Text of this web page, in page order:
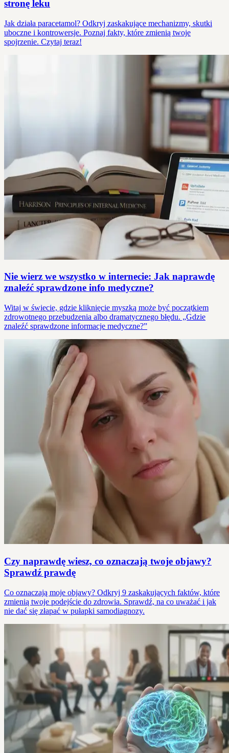
stronę leku
Jak działa paracetamol? Odkryj zaskakujące mechanizmy, skutki
uboczne i kontrowersje. Poznaj fakty, które zmienią twoje
spojrzenie. Czytaj teraz!
Nie wierz we wszystko w internecie: Jak naprawdę
znaleźć sprawdzone info medyczne?
Witaj w świecie, gdzie kliknięcie myszką może być początkiem
zdrowotnego przebudzenia albo dramatycznego błędu. „Gdzie
znaleźć sprawdzone informacje medyczne?”
Czy naprawdę wiesz, co oznaczają twoje objawy?
Sprawdź prawdę
Co oznaczają moje objawy? Odkryj 9 zaskakujących faktów, które
zmienią twoje podejście do zdrowia. Sprawdź, na co uważać i jak
nie dać się złapać w pułapki samodiagnozy.